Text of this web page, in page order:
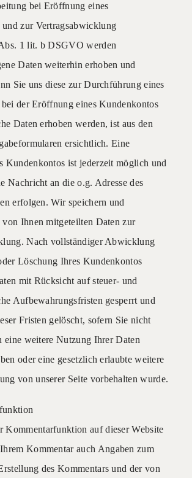
bei Eröffnung eines
zur Vertragsabwicklung
1 lit. b DSGVO werden
Daten weiterhin erhoben und
Sie uns diese zur Durchführung eines
bei der Eröffnung eines Kundenkontos
Daten erhoben werden, ist aus den
ersichtlich. Eine
Kundenkontos ist jederzeit möglich und
Nachricht an die o.g. Adresse des
erfolgen. Wir speichern und
von Ihnen mitgeteilten Daten zur
Nach vollständiger Abwicklung
Löschung Ihres Kundenkontos
mit Rücksicht auf steuer- und
Aufbewahrungsfristen gesperrt und
Fristen gelöscht, sofern Sie nicht
eine weitere Nutzung Ihrer Daten
oder eine gesetzlich erlaubte weitere
von unserer Seite vorbehalten wurde.
Kommentarfunktion auf dieser Website
Kommentar auch Angaben zum
des Kommentars und der von